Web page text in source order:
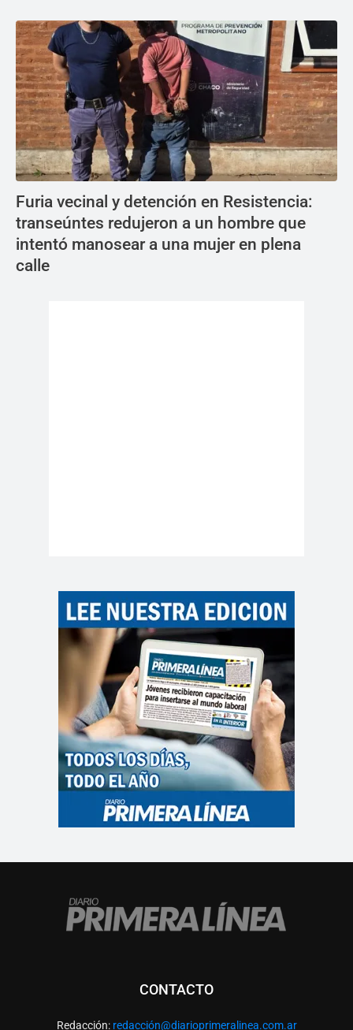
Furia vecinal y detención en Resistencia:
transeúntes redujeron a un hombre que
intentó manosear a una mujer en plena
calle
CONTACTO
Redacción: redacción@diarioprimeralinea.com.ar